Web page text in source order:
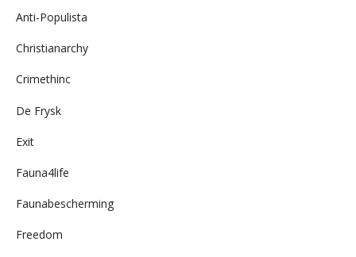
Anti-Populista
Christianarchy
Crimethinc
De Frysk
Exit
Fauna4life
Faunabescherming
Freedom